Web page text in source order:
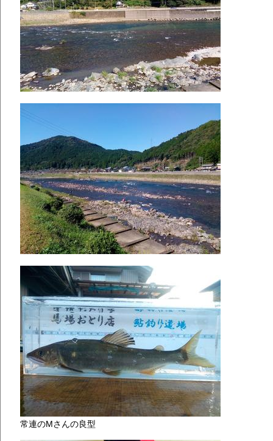
常連のMさんの良型